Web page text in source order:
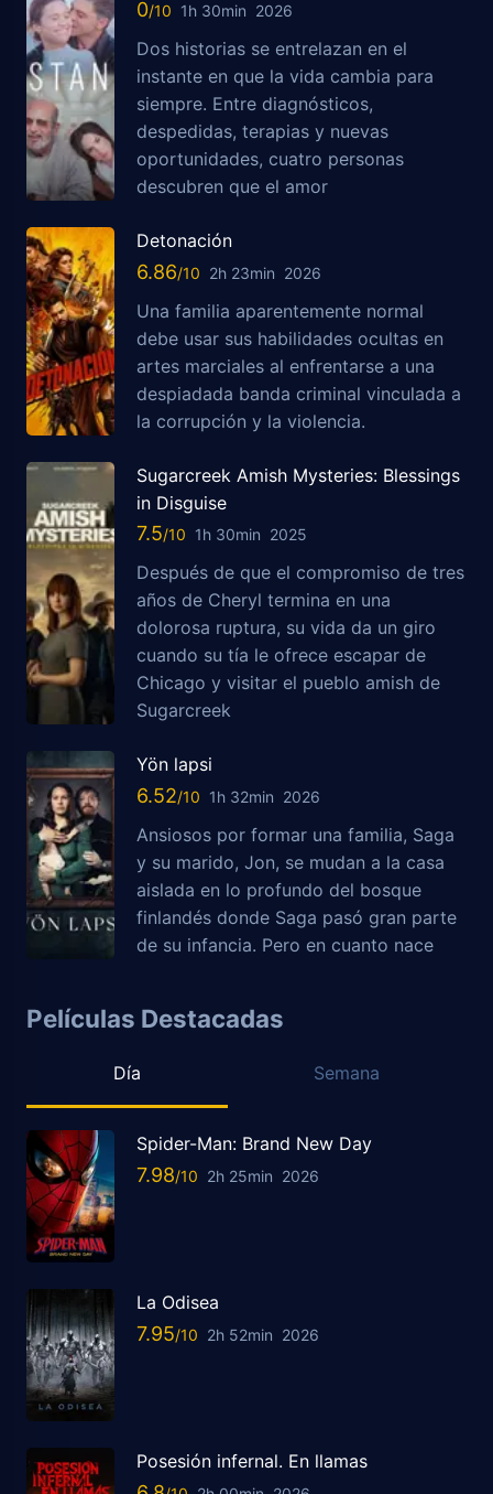
0 1h 30min 2026
Dos historias se entrelazan en el
instante en que la vida cambia para
siempre. Entre diagnósticos,
despedidas, terapias y nuevas
oportunidades, cuatro personas
descubren que el amor
Detonación
6.86 2h 23min 2026
Una familia aparentemente normal
debe usar sus habilidades ocultas en
artes marciales al enfrentarse a una
despiadada banda criminal vinculada a
la corrupción y la violencia.
Sugarcreek Amish Mysteries: Blessings
in Disguise
7.5 1h 30min 2025
Después de que el compromiso de tres
años de Cheryl termina en una
dolorosa ruptura, su vida da un giro
cuando su tía le ofrece escapar de
Chicago y visitar el pueblo amish de
Sugarcreek
Yön lapsi
6.52 1h 32min 2026
Ansiosos por formar una familia, Saga
y su marido, Jon, se mudan a la casa
aislada en lo profundo del bosque
finlandés donde Saga pasó gran parte
de su infancia. Pero en cuanto nace
Películas Destacadas
Día Semana
Spider-Man: Brand New Day
7.98 2h 25min 2026
La Odisea
7.95 2h 52min 2026
Posesión infernal. En llamas